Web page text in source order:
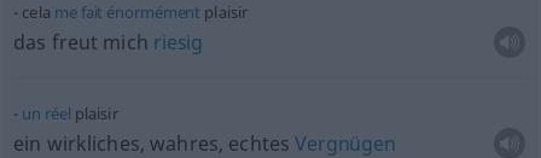
cela mefait énormément plaisir
das freut mich riesig
un réel plaisir
ein wirkliches, wahres, echtesVergnügen